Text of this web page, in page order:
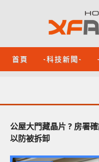
首頁 -科技新聞-
公屋大門藏晶片 ? 房署
以防被拆卸